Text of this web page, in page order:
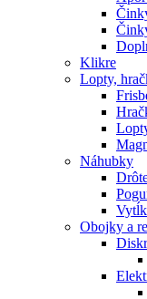
Klikre
Lopty,
Náhubky
Obojky a